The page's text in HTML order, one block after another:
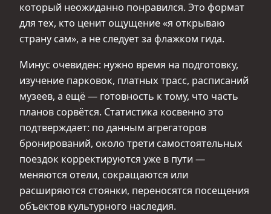
который неожиданно понравился. Это формат
для тех, кто ценит ощущение «я открываю
страну сам», а не следует за флажком гида.
Минус очевиден: нужно время на подготовку,
изучение парковок, платных трасс, расписаний
музеев, а ещё — готовность к тому, что часть
планов сорвётся. Статистика косвенно это
подтверждает: по данным агрегаторов
бронирований, около трети самостоятельных
поездок корректируются уже в пути —
меняются отели, сокращаются или
расширяются стоянки, переносятся посещения
объектов культурного наследия.